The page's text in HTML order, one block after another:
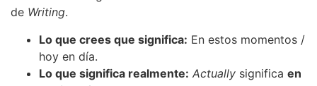
de Writing.
Lo que crees que significa: En estos momentos /
hoy en día.
Lo que significa realmente: Actually significa en